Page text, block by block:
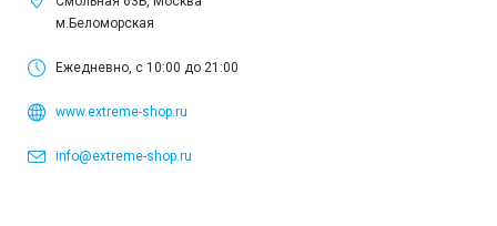
м.Беломорская
Ежедневно, с 10:00 до 21:00
www.extreme-shop.ru
info@extreme-shop.ru